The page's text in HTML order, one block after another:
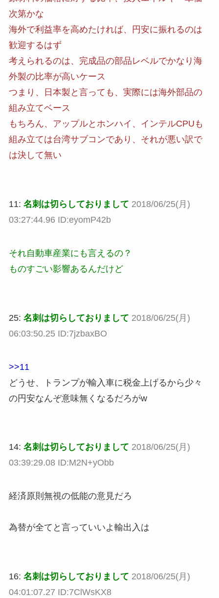
次第かな
海外で利益率を高めたければ、円安に振れるのは
歓迎するはず
考えられるのは、完成品の部品レベルでかなり海
外製の比率が高いケース
つまり、日本製と言っても、実際には海外部品の
組み立てベース
もちろん、アップルとホンハイ、インテルCPUも
組み立ては台湾サブコンであり、それが悪い訳で
は決して無い
11: 名刺は切らしておりまして 2018/06/25(月)
03:27:44.96 ID:eyomP42b
それ自動車産業にも言えるの？
ものすごい影響あるんだけど
25: 名刺は切らしておりまして 2018/06/25(月)
06:03:50.25 ID:7jzbaxBO
>>11
どうせ、トランプが輸入車に税金上げるから少々
の円安なんぞ意味無くなるだろがw
14: 名刺は切らしておりまして 2018/06/25(月)
03:39:29.08 ID:M2N+yObb
経済原則無視の低能の意見だろ
為替が全てと言っていいよ輸出入は
16: 名刺は切らしておりまして 2018/06/25(月)
04:01:07.27 ID:7ClWsKX8